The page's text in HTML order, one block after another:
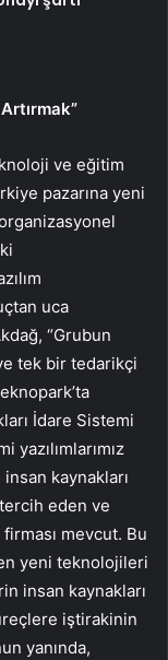
ve eğitim
pazarına yeni
uca
“Grubun
tek bir tedarikçi
İdare Sistemi
kaynakları
eden ve
mevcut. Bu
en yeni teknolojileri
insan kaynakları
iştirakinin
yanında,